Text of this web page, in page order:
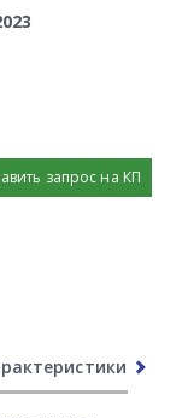
запрос на КП